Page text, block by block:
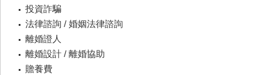
投資詐騙
法律諮詢 / 婚姻法律諮詢
離婚證人
離婚設計 / 離婚協助
贍養費